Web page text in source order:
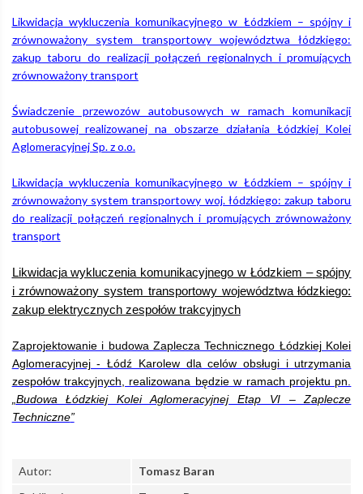
Likwidacja wykluczenia komunikacyjnego w Łódzkiem – spójny i
zrównoważony system transportowy województwa łódzkiego:
zakup taboru do realizacji połączeń regionalnych i promujących
zrównoważony transport
Świadczenie przewozów autobusowych w ramach komunikacji
autobusowej realizowanej na obszarze działania Łódzkiej Kolei
Aglomeracyjnej Sp. z o.o.
Likwidacja wykluczenia komunikacyjnego w Łódzkiem – spójny i
zrównoważony system transportowy woj. łódzkiego: zakup taboru
do realizacji połączeń regionalnych i promujących zrównoważony
transport
Likwidacja wykluczenia komunikacyjnego w Łódzkiem – spójny
i zrównoważony system transportowy województwa łódzkiego:
zakup elektrycznych zespołów trakcyjnych
Zaprojektowanie i budowa Zaplecza Technicznego Łódzkiej Kolei
Aglomeracyjnej - Łódź Karolew dla celów obsługi i utrzymania
zespołów trakcyjnych, realizowana będzie w ramach projektu pn.
„Budowa Łódzkiej Kolei Aglomeracyjnej Etap VI – Zaplecze
Techniczne”
Autor:
Tomasz Baran